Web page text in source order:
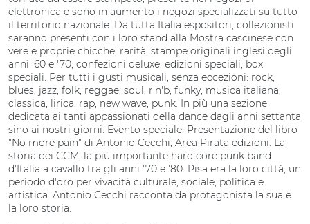
elettronica e sono in aumento i negozi specializzati su tutto
il territorio nazionale. Da tutta Italia espositori, collezionisti
saranno presenti con i loro stand alla Mostra cascinese con
vere e proprie chicche; rarità, stampe originali inglesi degli
anni '60 e '70, confezioni deluxe, edizioni speciali, box
speciali. Per tutti i gusti musicali, senza eccezioni: rock,
blues, jazz, folk, reggae, soul, r'n'b, funky, musica italiana,
classica, lirica, rap, new wave, punk. In più una sezione
dedicata ai tanti appassionati della dance dagli anni settanta
sino ai nostri giorni. Evento speciale: Presentazione del libro
"No more pain" di Antonio Cecchi, Area Pirata edizioni. La
storia dei CCM, la più importante hard core punk band
d'Italia a cavallo tra gli anni '70 e '80. Pisa era la loro città, un
periodo d'oro per vivacità culturale, sociale, politica e
artistica. Antonio Cecchi racconta da protagonista la sua e
la loro storia.